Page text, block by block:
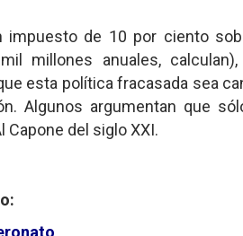
impuesto de 10 por ciento
millones anuales,
esta política fracasada sea
Algunos argumentan que
Capone del siglo XXI.